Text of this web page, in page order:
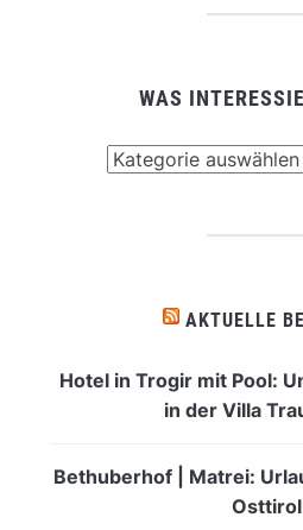
WAS
AKTUELLE
Hotel in Trogir mit Pool:
in der Villa
Bethuberhof | Matrei:
Osttirol